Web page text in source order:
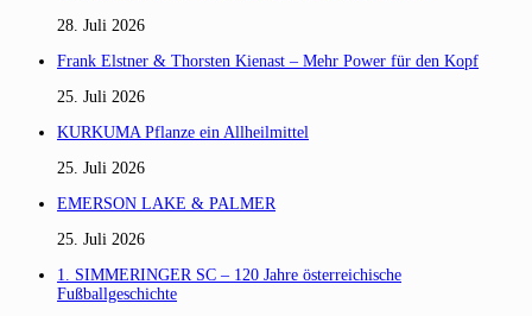
28. Juli 2026
Frank Elstner & Thorsten Kienast – Mehr Power für den Kopf
25. Juli 2026
KURKUMA Pflanze ein Allheilmittel
25. Juli 2026
EMERSON LAKE & PALMER
25. Juli 2026
1. SIMMERINGER SC – 120 Jahre österreichische
Fußballgeschichte